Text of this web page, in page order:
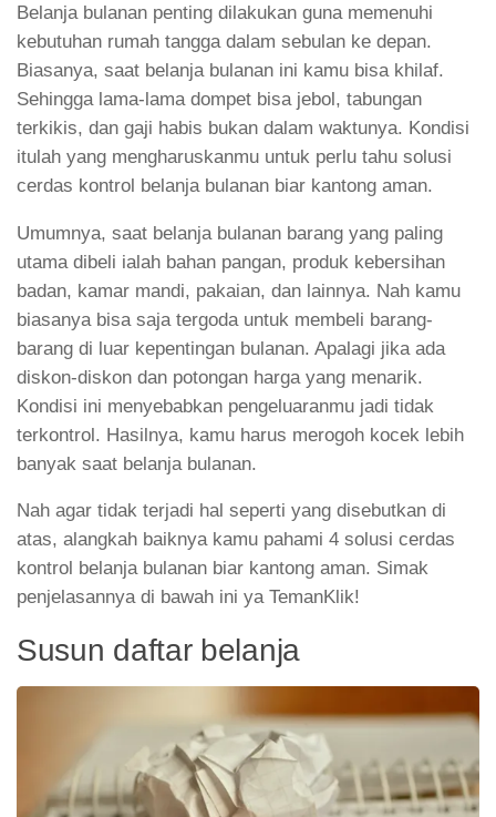
Belanja bulanan penting dilakukan guna memenuhi
kebutuhan rumah tangga dalam sebulan ke depan.
Biasanya, saat belanja bulanan ini kamu bisa khilaf.
Sehingga lama-lama dompet bisa jebol, tabungan
terkikis, dan gaji habis bukan dalam waktunya. Kondisi
itulah yang mengharuskanmu untuk perlu tahu solusi
cerdas kontrol belanja bulanan biar kantong aman.
Umumnya, saat belanja bulanan barang yang paling
utama dibeli ialah bahan pangan, produk kebersihan
badan, kamar mandi, pakaian, dan lainnya. Nah kamu
biasanya bisa saja tergoda untuk membeli barang-
barang di luar kepentingan bulanan. Apalagi jika ada
diskon-diskon dan potongan harga yang menarik.
Kondisi ini menyebabkan pengeluaranmu jadi tidak
terkontrol. Hasilnya, kamu harus merogoh kocek lebih
banyak saat belanja bulanan.
Nah agar tidak terjadi hal seperti yang disebutkan di
atas, alangkah baiknya kamu pahami 4 solusi cerdas
kontrol belanja bulanan biar kantong aman. Simak
penjelasannya di bawah ini ya TemanKlik!
Susun daftar belanja